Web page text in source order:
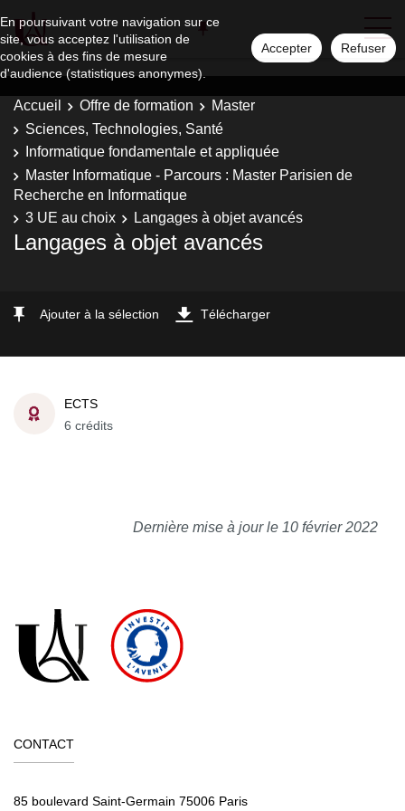
En poursuivant votre navigation sur ce
site, vous acceptez l'utilisation de
cookies à des fins de mesure
d'audience (statistiques anonymes).
Accepter Refuser
Accueil Offre de formation
Master
Sciences, Technologies, Santé
Informatique fondamentale et appliquée
Master Informatique - Parcours : Master Parisien de
Recherche en Informatique
3 UE au choix
Langages à objet avancés
Langages à objet avancés
Ajouter à la sélection Télécharger
ECTS
6 crédits
Dernière mise à jour le 10 février 2022
CONTACT
85 boulevard Saint-Germain 75006 Paris